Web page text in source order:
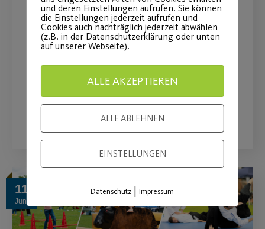
Festakt „100 Jahre Post SV“
Feierlicher Abend mit Ehrungen im
11
Juni
und deren Einstellungen aufrufen. Sie können
die Einstellungen jederzeit aufrufen und
Cookies auch nachträglich jederzeit abwählen
(z.B. in der Datenschutzerklärung oder unten
auf unserer Webseite).
ALLE AKZEPTIEREN
ALLE ABLEHNEN
EINSTELLUNGEN
Datenschutz |Impressum